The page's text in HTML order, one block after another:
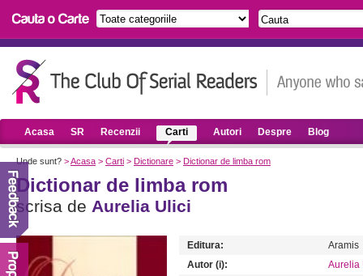
Acasa SR Recenzii Carti Autori Despre Blog
Unde sunt? >Acasa > Carti > Dictionare > Dictionar de limba rom
Dictionar de limba rom
scrisa de Aurelia Ulici
Editura:
Aramis
Autor (i):
Aurelia